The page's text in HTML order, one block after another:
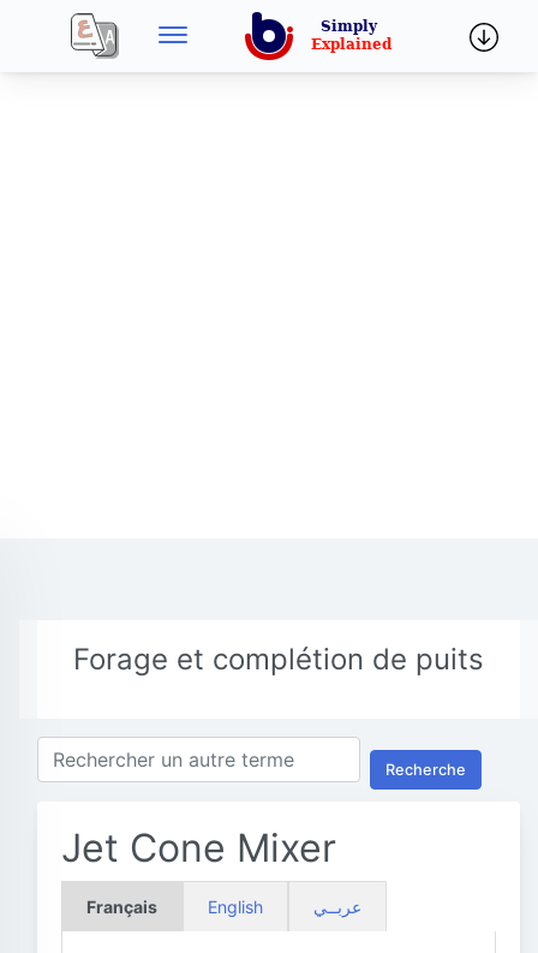
Forage et complétion de puits
Recherche
Jet Cone Mixer
Français English عربــي